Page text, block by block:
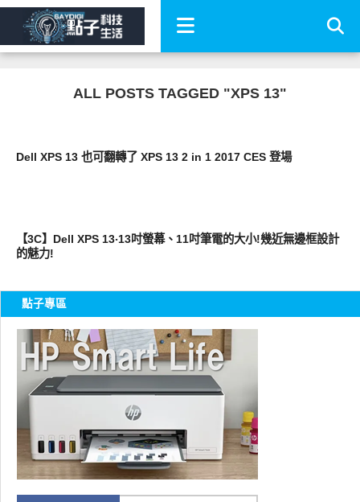
ALL POSTS TAGGED "XPS 13"
Dell XPS 13 也可翻轉了 XPS 13 2 in 1 2017 CES 登場
【3C】Dell XPS 13‧13吋螢幕、11吋筆電的大小!幾近無邊框設計
的魅力!
點子專區